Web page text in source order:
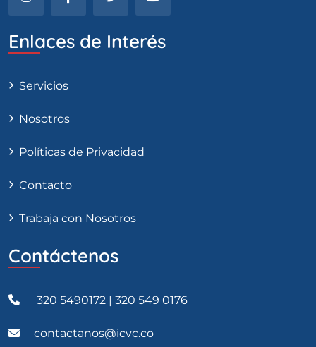
Enlaces de Interés
Servicios
Nosotros
Políticas de Privacidad
Contacto
Trabaja con Nosotros
Contáctenos
320 5490172 | 320 549 0176
contactanos@icvc.co